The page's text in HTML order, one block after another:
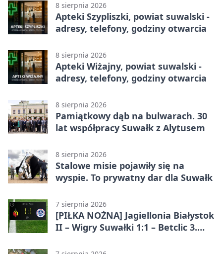
8 sierpnia 2026
Apteki Szypliszki, powiat suwalski -
adresy, telefony, godziny otwarcia
8 sierpnia 2026
Apteki Wiżajny, powiat suwalski -
adresy, telefony, godziny otwarcia
8 sierpnia 2026
Pamiątkowy dąb na bulwarach. 30
lat współpracy Suwałk z Alytusem
8 sierpnia 2026
Stalowe misie pojawiły się na
wyspie. To prywatny dar dla Suwałk
7 sierpnia 2026
[PIŁKA NOŻNA] Jagiellonia Białystok
II – Wigry Suwałki 1:1 – Betclic 3.